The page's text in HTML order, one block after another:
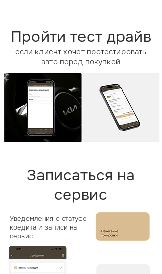
Пройти тест драйв
если клиент хочет протестировать
авто перед покупкой
Записаться на
сервис
Уведомления о статусе
кредита и записи на
сервис